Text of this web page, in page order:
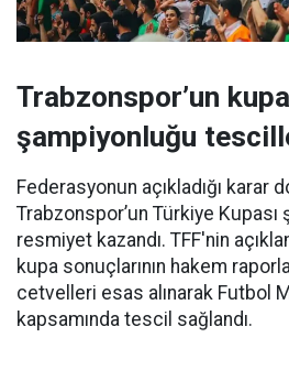
Trabzonspor’un kupa
şampiyonluğu
Federasyonun açıkladığı karar
Trabzonspor’un Türkiye
resmiyet kazandı. TFF'nin
kupa sonuçlarının hakem
cetvelleri esas alınarak Futbol
kapsamında tescil sağlandı.